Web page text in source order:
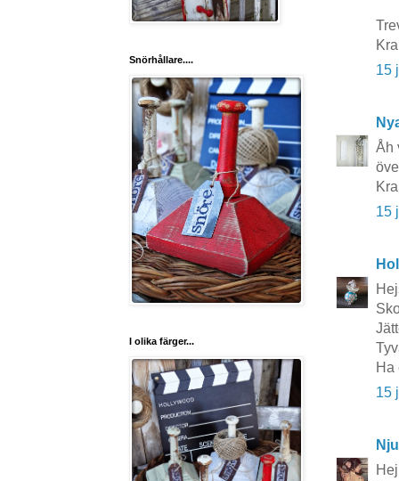
15
Åh
15
Ha
15
Snörhållare....
I olika färger...